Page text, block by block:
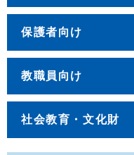
保護者向け
教職員向け
社会教育・文化財